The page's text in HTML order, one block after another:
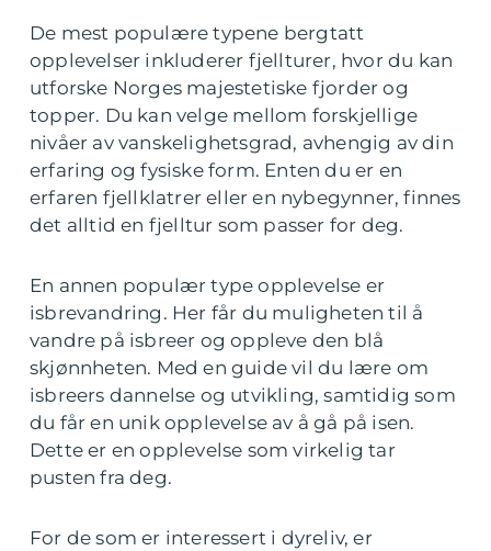
De mest populære typene bergtatt
opplevelser inkluderer fjellturer, hvor du kan
utforske Norges majestetiske fjorder og
topper. Du kan velge mellom forskjellige
nivåer av vanskelighetsgrad, avhengig av din
erfaring og fysiske form. Enten du er en
erfaren fjellklatrer eller en nybegynner, finnes
det alltid en fjelltur som passer for deg.
En annen populær type opplevelse er
isbrevandring. Her får du muligheten til å
vandre på isbreer og oppleve den blå
skjønnheten. Med en guide vil du lære om
isbreers dannelse og utvikling, samtidig som
du får en unik opplevelse av å gå på isen.
Dette er en opplevelse som virkelig tar
pusten fra deg.
For de som er interessert i dyreliv, er